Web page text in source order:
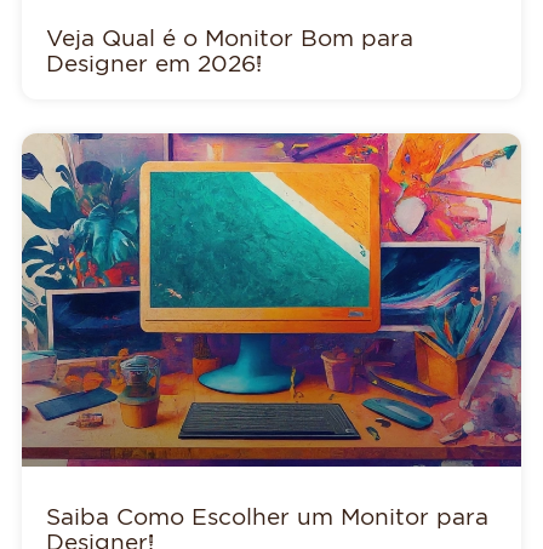
Veja Qual é o Monitor Bom para
Designer em 2026!
Saiba Como Escolher um Monitor para
Designer!